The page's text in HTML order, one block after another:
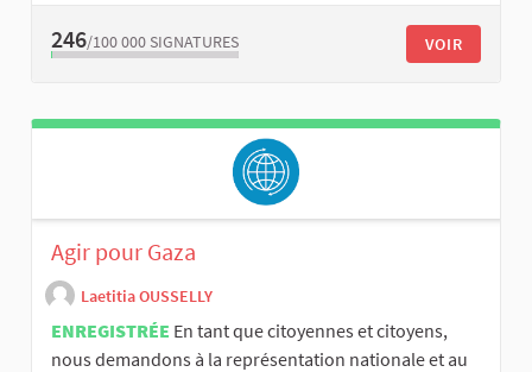
246/100 000 SIGNATURES VOIR
Agir pour Gaza
Laetitia OUSSELLY
ENREGISTRÉE En tant que citoyennes et citoyens,
nous demandons à la représentation nationale et au